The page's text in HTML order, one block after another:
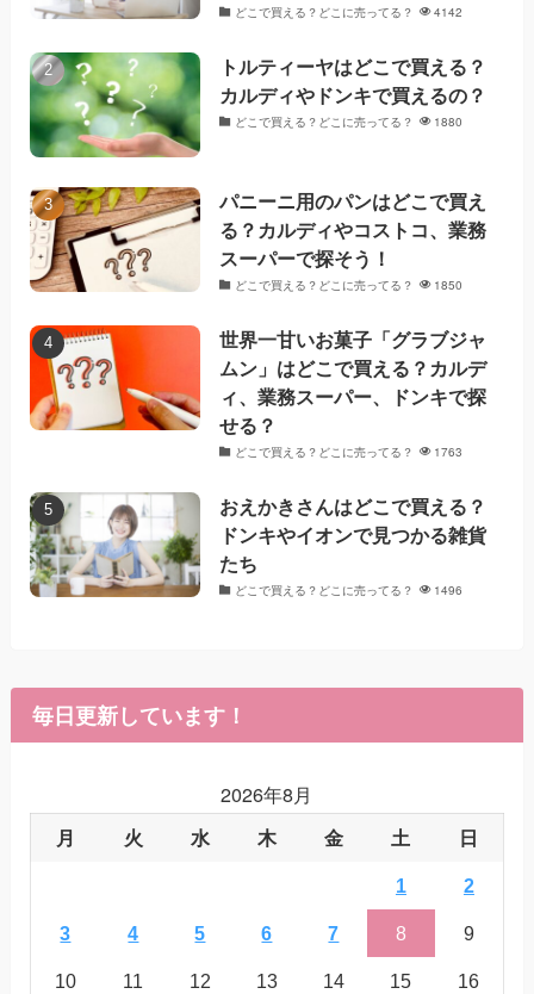
どこで買える？どこに売ってる？ 4142
トルティーヤはどこで買える？
カルディやドンキで買えるの？
どこで買える？どこに売ってる？ 1880
パニーニ用のパンはどこで買え
る？カルディやコストコ、業務
スーパーで探そう！
どこで買える？どこに売ってる？ 1850
世界一甘いお菓子「グラブジャ
ムン」はどこで買える？カルデ
ィ、業務スーパー、ドンキで探
せる？
どこで買える？どこに売ってる？ 1763
おえかきさんはどこで買える？
ドンキやイオンで見つかる雑貨
たち
どこで買える？どこに売ってる？ 1496
毎日更新しています！
2026年8月
月 火 水 木 金 土 日
1 2
3 4 5 6 7 8 9
10 11 12 13 14 15 16